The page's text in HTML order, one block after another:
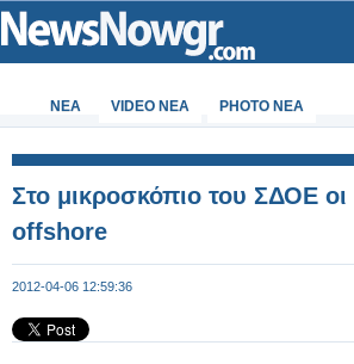
ΝΕΑ VIDEO NEA PHOTO NEA
Στο μικροσκόπιο του ΣΔΟΕ οι
offshore
2012-04-06 12:59:36